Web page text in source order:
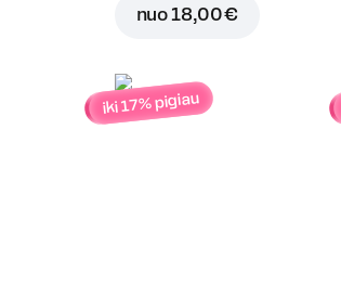
nuo18,00 €
iki 17% pigiau